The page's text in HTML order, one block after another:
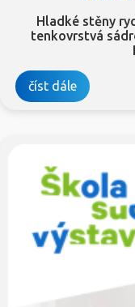
Hladké stěny
tenkovrstvá
číst dále